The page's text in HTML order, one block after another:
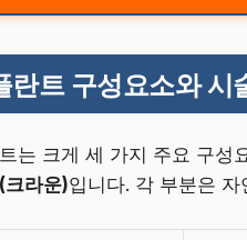
란트 구성요소와 시
는 크게 세 가지 주요 구성
크라운)입니다. 각 부분은